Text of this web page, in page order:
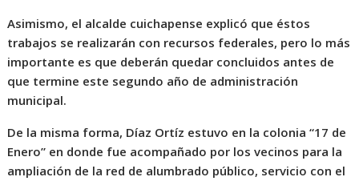
Asimismo, el alcalde cuichapense explicó que éstos
trabajos se realizarán con recursos federales, pero lo más
importante es que deberán quedar concluidos antes de
que termine este segundo año de administración
municipal.
De la misma forma, Díaz Ortíz estuvo en la colonia “17 de
Enero” en donde fue acompañado por los vecinos para la
ampliación de la red de alumbrado público, servicio con el